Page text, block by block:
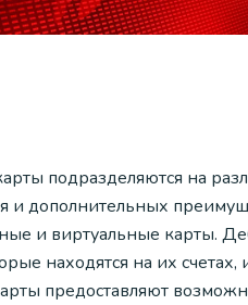
подразделяются на
и дополнительных
и виртуальные карты.
находятся на их
предоставляют